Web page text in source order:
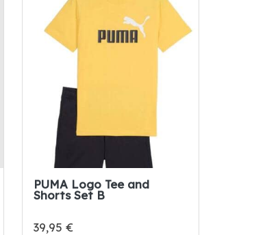
PUMA Logo Tee and
Shorts Set B
39,95 €